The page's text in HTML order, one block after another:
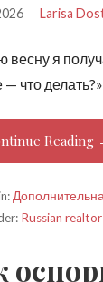
Larisa
весну я
— что
Reading
Russian